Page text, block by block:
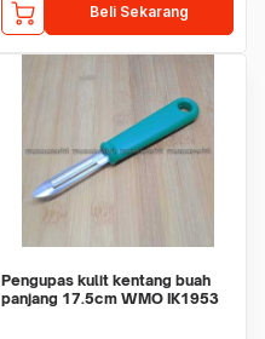
Beli Sekarang
Pengupas kulit kentang buah
panjang 17.5cm WMO IK1953